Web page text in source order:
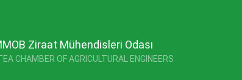
Ziraat Mühendisleri Odası
CHAMBER OF AGRICULTURAL ENGINEERS